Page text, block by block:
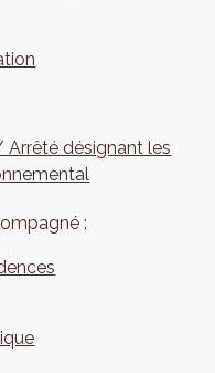
Arrêté désignant les
: